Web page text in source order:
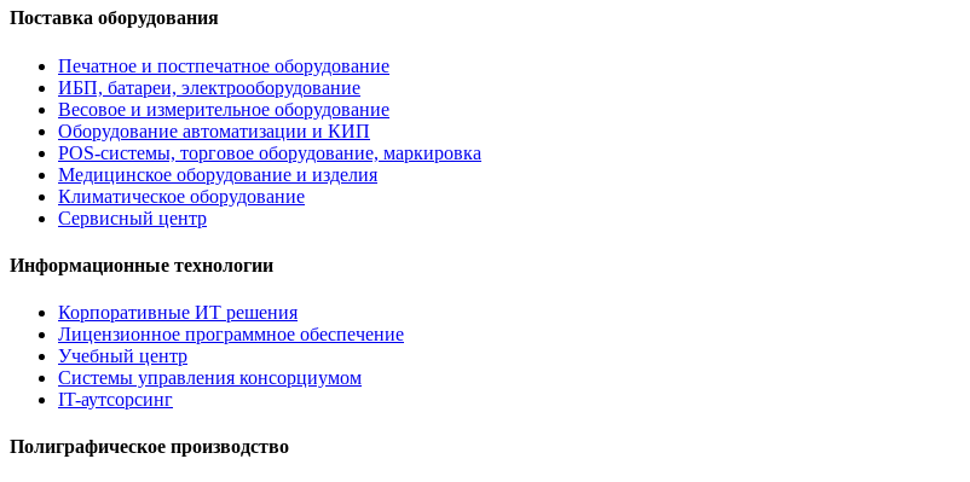
Поставка оборудования
Печатное и постпечатное оборудование
ИБП, батареи, электрооборудование
Весовое и измерительное оборудование
Оборудование автоматизации и КИП
POS-системы, торговое оборудование, маркировка
Медицинское оборудование и изделия
Климатическое оборудование
Сервисный центр
Информационные технологии
Корпоративные ИТ решения
Лицензионное программное обеспечение
Учебный центр
Системы управления консорциумом
IT-аутсорсинг
Полиграфическое производство